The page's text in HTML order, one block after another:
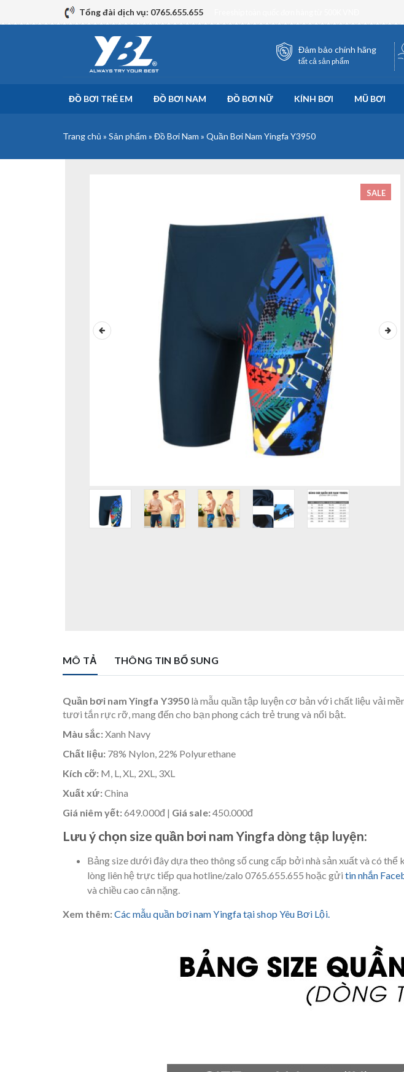
to
Tổng đài dịch vụ: 0765.655.655
Đảm bảo chính hãng
tất cả sản phẩm
ĐỒ BƠI TRẺ EM ĐỒ BƠI NAM ĐỒ BƠI NỮ KÍNH BƠI MŨ BƠI
Trang chủ » Sản phẩm » Đồ Bơi Nam » Quần Bơi Nam Yingfa Y3950
SALE
MÔ TẢ THÔNG TIN BỔ SUNG
Quần bơi nam Yingfa Y3950 là mẫu quần tập luyện cơ bản với chất liệu vải
tươi tắn rực rỡ, mang đến cho bạn phong cách trẻ trung và nổi bật.
Màu sắc:Xanh Navy
Chất liệu:78% Nylon, 22% Polyurethane
Kích cỡ: M, L, XL, 2XL, 3XL
Xuất xứ:China
Giá niêm yết:649.000đ | Giá sale:450.000đ
Lưu ý chọn size quần bơi nam Yingfa dòng tập luyện:
Bảng size dưới đây dựa theo thông số cung cấp bởi nhà sản xuất và có
lòng liên hệ trực tiếp qua hotline/zalo 0765.655.655 hoặc gửi tin nhắn
và chiều cao cân nặng.
Xem thêm:Các mẫu quần bơi nam Yingfa tại shop Yêu Bơi Lội.